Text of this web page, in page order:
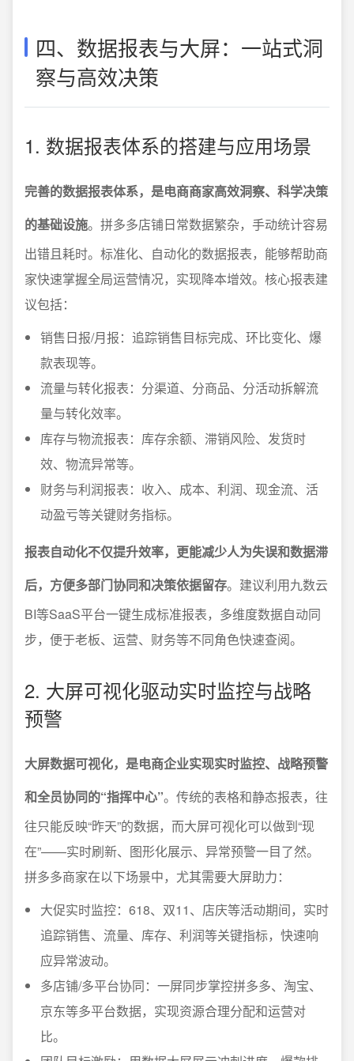
四、数据报表与大屏：一站式洞
察与高效决策
1. 数据报表体系的搭建与应用场景
完善的数据报表体系，是电商商家高效洞察、科学决策
的基础设施。拼多多店铺日常数据繁杂，手动统计容易
出错且耗时。标准化、自动化的数据报表，能够帮助商
家快速掌握全局运营情况，实现降本增效。核心报表建
议包括：
销售日报/月报：追踪销售目标完成、环比变化、爆
款表现等。
流量与转化报表：分渠道、分商品、分活动拆解流
量与转化效率。
库存与物流报表：库存余额、滞销风险、发货时
效、物流异常等。
财务与利润报表：收入、成本、利润、现金流、活
动盈亏等关键财务指标。
报表自动化不仅提升效率，更能减少人为失误和数据滞
后，方便多部门协同和决策依据留存。建议利用九数云
BI等SaaS平台一键生成标准报表，多维度数据自动同
步，便于老板、运营、财务等不同角色快速查阅。
2. 大屏可视化驱动实时监控与战略
预警
大屏数据可视化，是电商企业实现实时监控、战略预警
和全员协同的“指挥中心”。传统的表格和静态报表，往
往只能反映“昨天”的数据，而大屏可视化可以做到“现
在”——实时刷新、图形化展示、异常预警一目了然。
拼多多商家在以下场景中，尤其需要大屏助力：
大促实时监控：618、双11、店庆等活动期间，实时
追踪销售、流量、库存、利润等关键指标，快速响
应异常波动。
多店铺/多平台协同：一屏同步掌控拼多多、淘宝、
京东等多平台数据，实现资源合理分配和运营对
比。